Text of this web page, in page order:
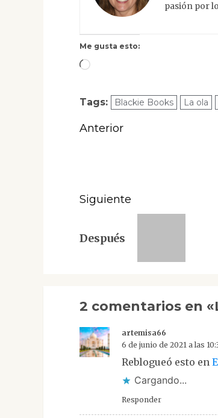
pasión por
Me gusta esto:
Cargando...
Tags: Blackie Books La ola
Navegación
Anterior
Siguiente
entrada:
Después
2 comentarios en «
artemisa66
6 de junio de 2021 a las
Reblogueó esto en
Cargando...
Responder